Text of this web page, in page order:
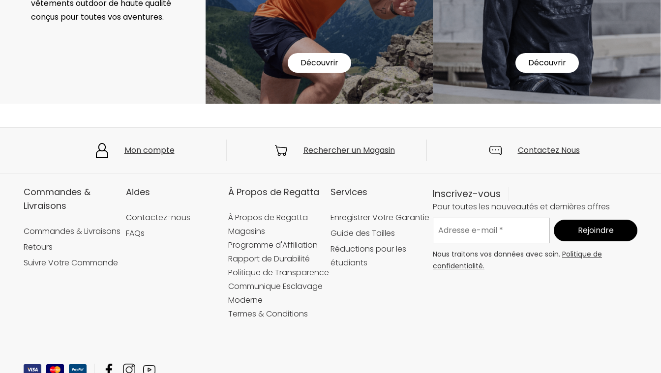
vêtements outdoor de haute qualité
conçus pour toutes vos aventures.
Découvrir Découvrir
Mon compte Rechercher un Magasin Contactez Nous
Commandes &
Livraisons
Commandes & Livraisons
Retours
Suivre Votre Commande
Aides
Contactez-nous
FAQs
À Propos de Regatta
À Propos de Regatta
Magasins
Programme d'Affiliation
Rapport de Durabilité
Politique de Transparence
Communique Esclavage
Moderne
Termes & Conditions
Services
Enregistrer Votre Garantie
Guide des Tailles
Réductions pour les
étudiants
Inscrivez-vous
Pour toutes les nouveautés et dernières offres
Nous traitons vos données avec soin. Politique de
confidentialité.